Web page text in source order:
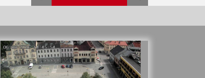
Veselí muzikanti
30. 7. 2026